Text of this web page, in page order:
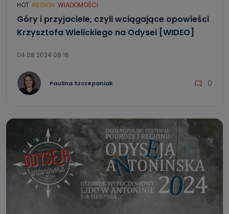
HOT REGION WIADOMOŚCI
Góry i przyjaciele, czyli wciągające opowieści
Krzysztofa Wielickiego na Odysei [WIDEO]
04.08.2024 09:16
Paulina Szczepaniak 0